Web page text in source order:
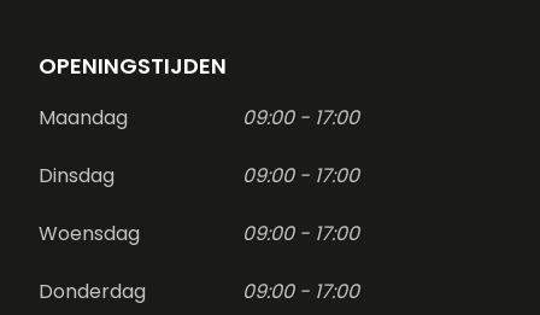
OPENINGSTIJDEN
Maandag 09:00 - 17:00
Dinsdag 09:00 - 17:00
Woensdag 09:00 - 17:00
Donderdag 09:00 - 17:00